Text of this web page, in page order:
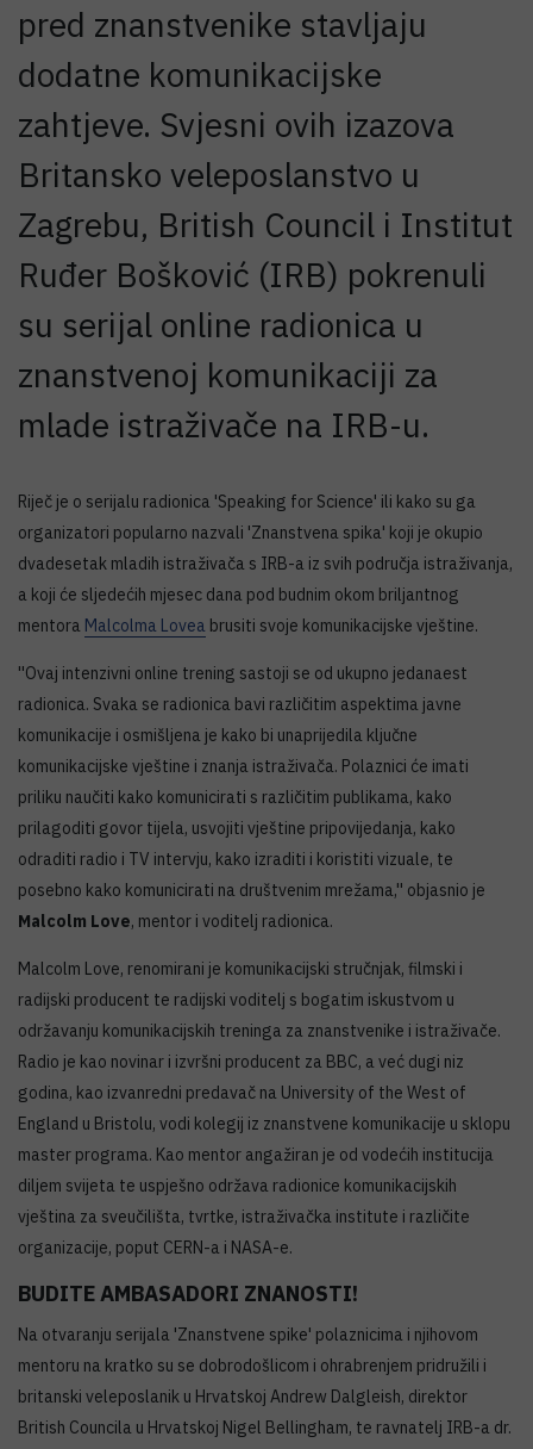
pred znanstvenike stavljaju
dodatne komunikacijske
zahtjeve. Svjesni ovih izazova
Britansko veleposlanstvo u
Zagrebu, British Council i Institut
Ruđer Bošković (IRB) pokrenuli
su serijal online radionica u
znanstvenoj komunikaciji za
mlade istraživače na IRB-u.
Riječ je o serijalu radionica 'Speaking for Science' ili kako su ga
organizatori popularno nazvali 'Znanstvena spika' koji je okupio
dvadesetak mladih istraživača s IRB-a iz svih područja istraživanja,
a koji će sljedećih mjesec dana pod budnim okom briljantnog
mentora Malcolma Lovea brusiti svoje komunikacijske vještine.
''Ovaj intenzivni online trening sastoji se od ukupno jedanaest
radionica. Svaka se radionica bavi različitim aspektima javne
komunikacije i osmišljena je kako bi unaprijedila ključne
komunikacijske vještine i znanja istraživača. Polaznici će imati
priliku naučiti kako komunicirati s različitim publikama, kako
prilagoditi govor tijela, usvojiti vještine pripovijedanja, kako
odraditi radio i TV intervju, kako izraditi i koristiti vizuale, te
posebno kako komunicirati na društvenim mrežama,'' objasnio je
Malcolm Love, mentor i voditelj radionica.
Malcolm Love, renomirani je komunikacijski stručnjak, filmski i
radijski producent te radijski voditelj s bogatim iskustvom u
održavanju komunikacijskih treninga za znanstvenike i istraživače.
Radio je kao novinar i izvršni producent za BBC, a već dugi niz
godina, kao izvanredni predavač na University of the West of
England u Bristolu, vodi kolegij iz znanstvene komunikacije u sklopu
master programa. Kao mentor angažiran je od vodećih institucija
diljem svijeta te uspješno održava radionice komunikacijskih
vještina za sveučilišta, tvrtke, istraživačka institute i različite
organizacije, poput CERN-a i NASA-e.
BUDITE AMBASADORI ZNANOSTI!
Na otvaranju serijala 'Znanstvene spike' polaznicima i njihovom
mentoru na kratko su se dobrodošlicom i ohrabrenjem pridružili i
britanski veleposlanik u Hrvatskoj Andrew Dalgleish, direktor
British Councila u Hrvatskoj Nigel Bellingham, te ravnatelj IRB-a dr.